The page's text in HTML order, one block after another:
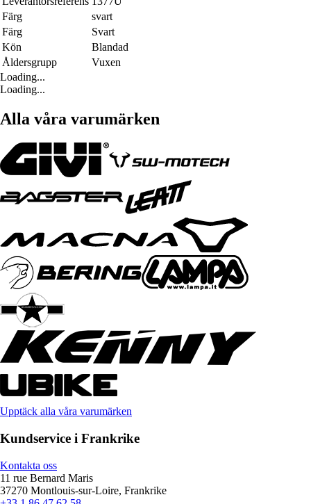
Färg
svart
Färg
Svart
Kön
Blandad
Åldersgrupp
Vuxen
Loading...
Loading...
Alla våra varumärken
Upptäck alla våra varumärken
Kundservice i Frankrike
Kontakta oss
11 rue Bernard Maris
37270 Montlouis-sur-Loire, Frankrike